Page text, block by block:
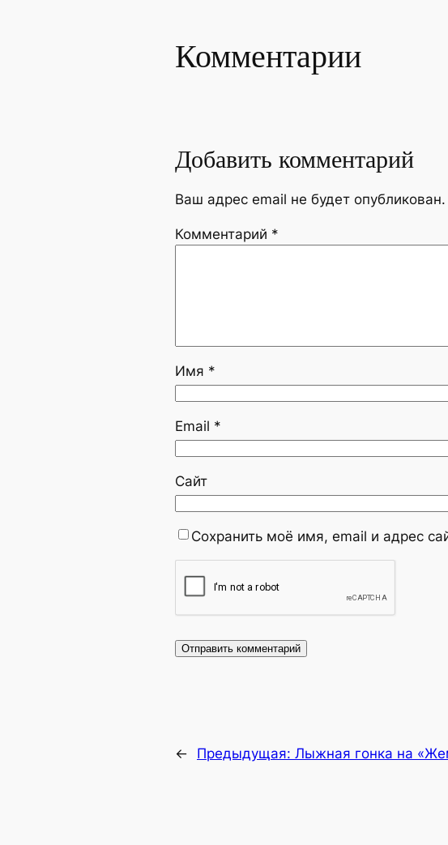
Комментарии
Добавить комментарий
Ваш адрес email не будет опубликован.
Комментарий *
Имя *
Email *
Сайт
Сохранить моё имя, email и адрес
← Предыдущая: Лыжная гонка на